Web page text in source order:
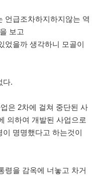
언급조차하지하지않는 역
보고
었을까 생각하니 모골이
다.
은 2차에 걸쳐 중단된 사
의하여 개발된 사업으로
명명했다고 하는것이
령을 감옥에 너놓고 차거